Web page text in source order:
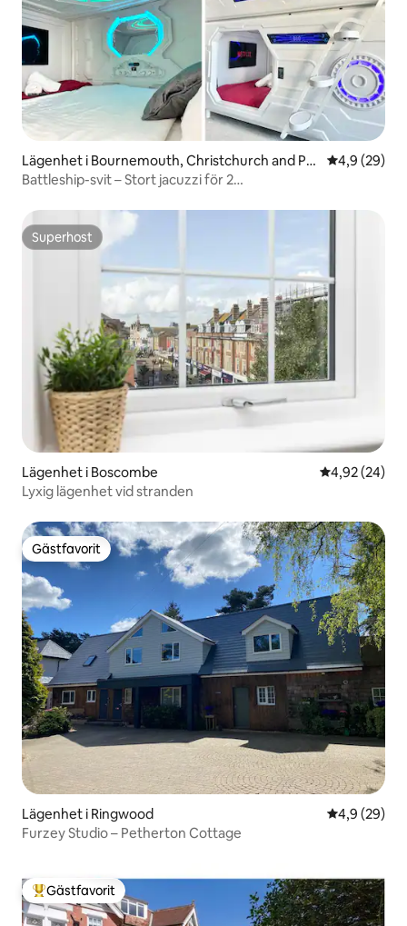
Lägenhet i Bournemouth, Christchurch and Po
ole
4,9 av 5 i
4,9 (29)
Battleship-svit – Stort jacuzzi för 2
Superhost
Superhost
Lägenhet i Boscombe 4,92 av 5 i
4,92 (24)
Lyxig lägenhet vid stranden
Gästfavorit
Gästfavorit
Lägenhet i Ringwood 4,9 av 5 i
4,9 (29)
Furzey Studio – Petherton Cottage
Populär gästfavorit
Gästfavorit